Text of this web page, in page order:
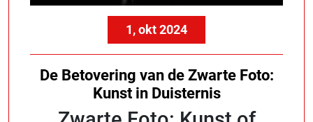
1, okt 2024
De Betovering van de Zwarte Foto:
Kunst in Duisternis